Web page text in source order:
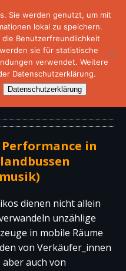
des
in
dienen nicht allein
unzählige
in mobile Räume
von Verkäufer_innen
auch von
Sie werden genutzt, um mit
lokal zu speichern.
Benutzerfreundlichkeit
sie für statistische
verwendet. Weitere
Datenschutzerklärung.
Datenschutzerklärung